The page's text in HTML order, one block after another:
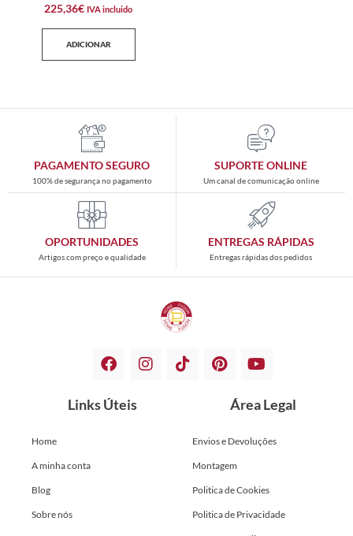
225,36€ IVA incluido
ADICIONAR
PAGAMENTO SEGURO
100% de segurança no pagamento
SUPORTE ONLINE
Um canal de comunicação online
OPORTUNIDADES
Artigos com preço e qualidade
ENTREGAS RÁPIDAS
Entregas rápidas dos pedidos
Links Úteis
Home
A minha conta
Blog
Sobre nós
Área Legal
Envios e Devoluções
Montagem
Politica de Cookies
Politica de Privacidade